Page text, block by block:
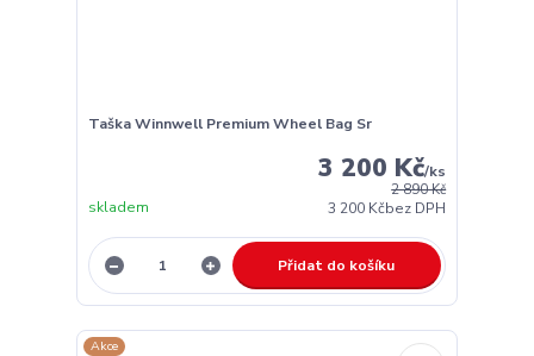
Taška Winnwell Premium Wheel Bag Sr
2 890 Kč
3 200 Kč/ks
3 200 Kčbez DPH
skladem
Přidat do košíku
Akce